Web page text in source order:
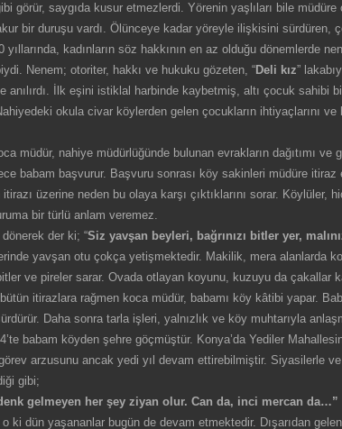
görür, saygıda kusur etmezlerdi. Yörenin yaşlıları bile
bir duruşu vardı. Ölünceye kadar yöreyle ilişkisini sürdüren,
yıllarında, kadınların söz hakkının en az olduğu
Nenem; otoriter, hakkı ve hukuku gözeten, “Deli kız”
anılırdı. İlk eşini istiklal harbinde kaybetmiş, altı çocuk sahibi
okula civar köylerden gelen çocukların ihtiyaçlarını
müdür, nahiye müdürlüğünde bulunan evrakların dağıtımı
babam başvurur. Başvuru sonrası köy sakinleri müdüre
itirazı üzerine neden bu olaya karşı çıktıklarını sorar.
bir türlü anlam veremez.
der ki; “Siz yavşan beyleri, bağrınızı bitler yer,
yavşan otu çokça yetişmektedir. Makilik, mera alanlarda
ve pireler sarar. Ovada otlayan koyunu, kuzuyu da çakallar
itirazlara rağmen koca müdür, babamı köy kâtibi yapar.
Daha sonra tarla işleri, yalnızlık ve köy muhtarıyla
babam köyden şehre göçmüştür. Konya’da Yediler
arzusunu ancak yedi yıl devam ettirebilmiştir. Siyasilerle
gibi;
gelmeyen her şey ziyan olur. Can da, inci mercan da…”
o ki dün yaşananlar bugün de devam etmektedir. Dışarıdan